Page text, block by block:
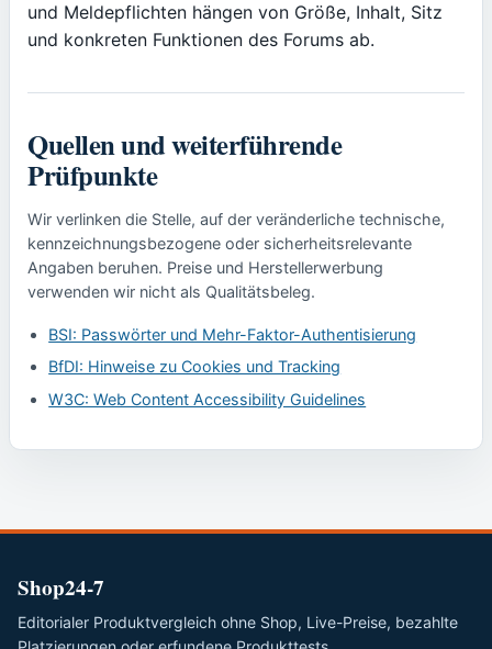
und Meldepflichten hängen von Größe, Inhalt, Sitz
und konkreten Funktionen des Forums ab.
Quellen und weiterführende
Prüfpunkte
Wir verlinken die Stelle, auf der veränderliche technische,
kennzeichnungsbezogene oder sicherheitsrelevante
Angaben beruhen. Preise und Herstellerwerbung
verwenden wir nicht als Qualitätsbeleg.
BSI: Passwörter und Mehr-Faktor-Authentisierung
BfDI: Hinweise zu Cookies und Tracking
W3C: Web Content Accessibility Guidelines
Shop24-7
Editorialer Produktvergleich ohne Shop, Live-Preise, bezahlte